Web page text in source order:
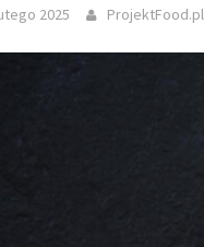
2025 ProjektFood.pl